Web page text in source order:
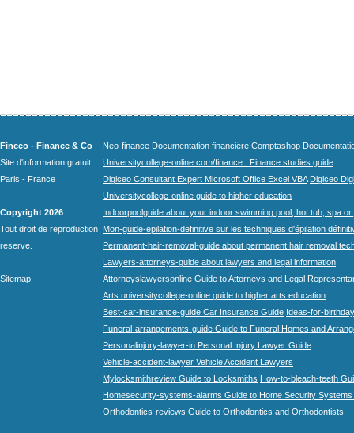
Finceo - Finance & Co
Site d'information gratuit
Paris - France
Copyright 2026
Tout droit de reproduction
reserve.
Sitemap
Neo-finance Documentation financière Comptashop
Universitycollege-online.com/finance : Finance studies guide
Digiceo Consultant Expert Microsoft Office Excel VBA Digiceo
Universitycollege-online guide to higher education
Indoorpoolguide about your indoor swimming pool, hot tub, spa
Mon-guide-epilation-definitive sur les techniques d'épilation
Permanent-hair-removal-guide about permanent hair removal
Lawyers-attorneys-guide about lawyers and legal information
Attorneyslawyersonline Guide to Attorneys and Legal
Arts.universitycollege-online guide to higher arts education
Best-car-insurance-guide Car Insurance Guide Ideas-for-
Funeral-arrangements-guide Guide to Funeral Homes and
Personalinjury-lawyer-in Personal Injury Lawyer Guide
Vehicle-accident-lawyer Vehicle Accident Lawyers
Mylocksmithreview Guide to Locksmiths How-to-bleach-teeth
Homesecurity-systems-alarms Guide to Home Security Systems
Orthodontics-reviews Guide to Orthodontics and Orthodontists